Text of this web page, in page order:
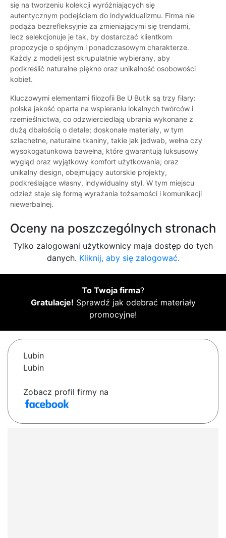
się na tworzeniu kolekcji wyróżniających się
autentycznym podejściem do indywidualizmu. Firma nie
podąża bezrefleksyjnie za zmieniającymi się trendami,
lecz selekcjonuje je tak, by dostarczać klientkom
propozycje o spójnym i ponadczasowym charakterze.
Każdy z modeli jest skrupulatnie wybierany, aby
podkreślić naturalne piękno oraz unikalność osobowości
kobiet.
Kluczowymi elementami filozofii Be U Butik są trzy filary:
polska jakość oparta na wspieraniu lokalnych twórców i
rzemieślnictwa, co odzwierciedlają ubrania wykonane z
dużą dbałością o detale; doskonałe materiały, w tym
szlachetne, naturalne tkaniny, takie jak jedwab, wełna czy
wysokogatunkowa bawełna, które gwarantują luksusowy
wygląd oraz wyjątkowy komfort użytkowania; oraz
unikalny design, obejmujący autorskie projekty,
podkreślające własny, indywidualny styl. W tym miejscu
odzież staje się formą wyrażania tożsamości i komunikacji
niewerbalnej.
Oceny na poszczególnych stronach
Tylko zalogowani użytkownicy maja dostęp do tych
danych. Kliknij, aby się zalogować.
To Twoja firma?
Gratulacje! Sprawdź jak odebrać materiały
promocyjne!
Lubin
Lubin
Zobacz profil firmy na